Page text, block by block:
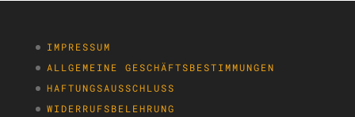
IMPRESSUM
ALLGEMEINE GESCHÄFTSBESTIMMUNGEN
HAFTUNGSAUSSCHLUSS
WIDERRUFSBELEHRUNG